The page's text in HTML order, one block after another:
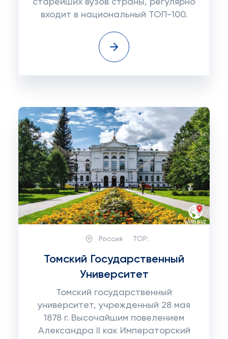
старейших вузов страны, регулярно
входит в национальный ТОП-100.
Россия TOP:
Томский Государственный
Университет
Томский государственный
университет, учрежденный 28 мая
1878 г. Высочайшим повелением
Александра II как Императорский